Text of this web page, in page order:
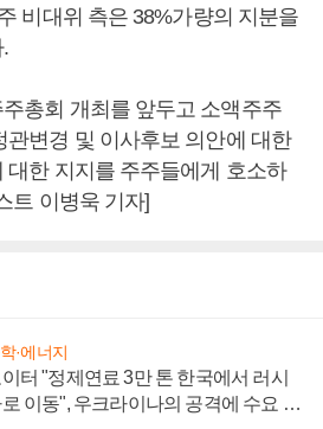
비대위 측은 38%가량의 지분을
총회 개최를 앞두고 소액주주
관변경 및 이사후보 의안에 대한
대한 지지를 주주들에게 호소하
트 이병욱 기자]
·에너지
이터 "정제연료 3만 톤 한국에서 러시
이동", 우크라이나의 공격에 수요 늘